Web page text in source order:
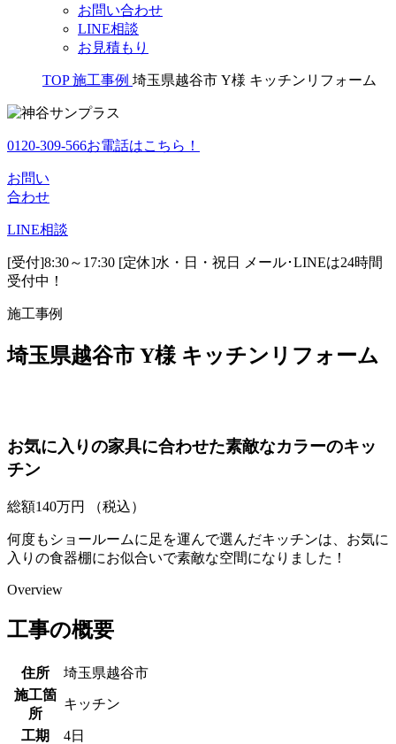
お問い合わせ
LINE相談
お見積もり
TOP 施工事例 埼玉県越谷市 Y様 キッチンリフォーム
0120-309-566お電話はこちら！
お問い
合わせ
LINE相談
[受付]8:30～17:30 [定休]水・日・祝日
メール･LINEは24時間
受付中！
施工事例
埼玉県越谷市 Y様 キッチンリフォーム
お気に入りの家具に合わせた素敵なカラーのキッ
チン
総額140万円 （税込）
何度もショールームに足を運んで選んだキッチンは、お気に
入りの食器棚にお似合いで素敵な空間になりました！
Overview
工事の概要
住所
埼玉県越谷市
施工箇
所
キッチン
工期
4日